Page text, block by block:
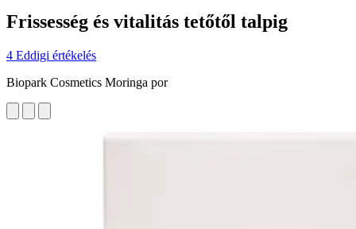
Frissesség és vitalitás tetőtől talpig
4 Eddigi értékelés
Biopark Cosmetics Moringa por